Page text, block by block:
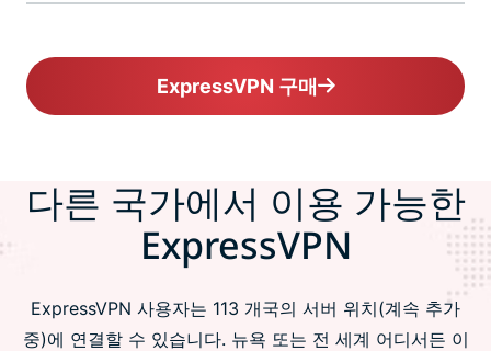
ExpressVPN 구매
다른 국가에서 이용 가능한
ExpressVPN
ExpressVPN 사용자는 113 개국의 서버 위치(계속 추가
중)에 연결할 수 있습니다. 뉴욕 또는 전 세계 어디서든 이